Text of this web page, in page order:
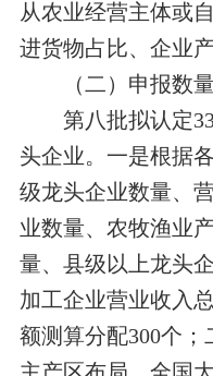
从农业经营主体或
进货物占比、 企业
（二）申报数
第八批拟认定
头企业。 一是根据
级龙头企业数量、
业数量、农牧渔业
量、县级以上龙头企
加工企业营业收入
额测算分配300个；